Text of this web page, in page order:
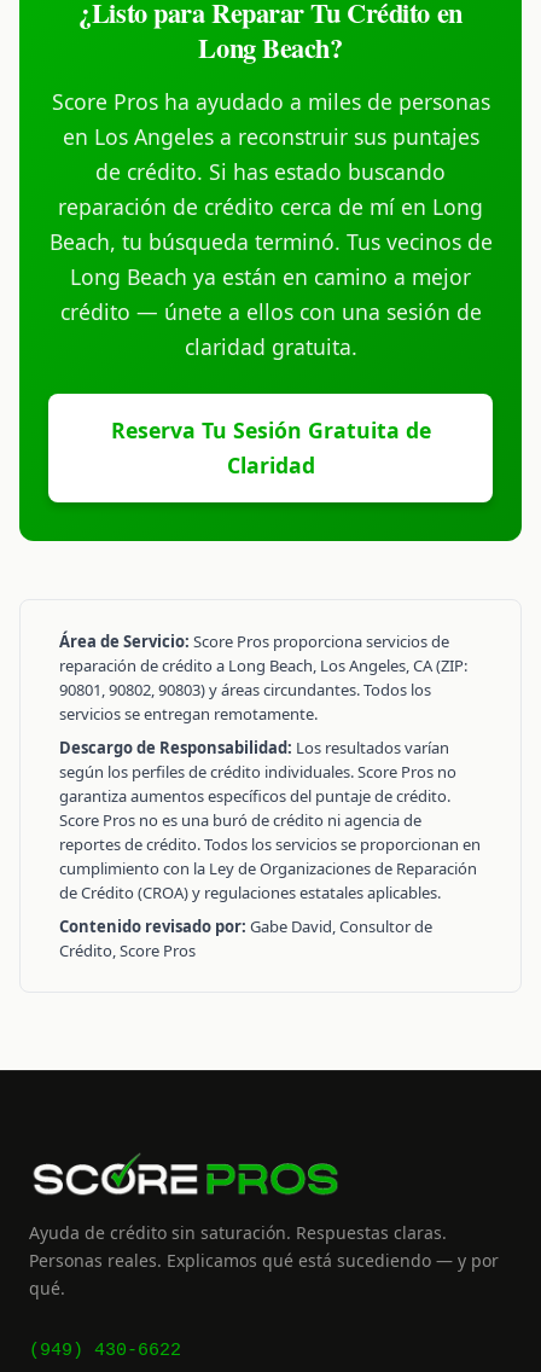
¿Listo para Reparar Tu Crédito en
Long Beach?
Score Pros ha ayudado a miles de personas
en Los Angeles a reconstruir sus puntajes
de crédito. Si has estado buscando
reparación de crédito cerca de mí en Long
Beach, tu búsqueda terminó. Tus vecinos de
Long Beach ya están en camino a mejor
crédito — únete a ellos con una sesión de
claridad gratuita.
Reserva Tu Sesión Gratuita de
Claridad
Área de Servicio: Score Pros proporciona servicios de
reparación de crédito a Long Beach, Los Angeles, CA (ZIP:
90801, 90802, 90803) y áreas circundantes. Todos los
servicios se entregan remotamente.
Descargo de Responsabilidad: Los resultados varían
según los perfiles de crédito individuales. Score Pros no
garantiza aumentos específicos del puntaje de crédito.
Score Pros no es una buró de crédito ni agencia de
reportes de crédito. Todos los servicios se proporcionan en
cumplimiento con la Ley de Organizaciones de Reparación
de Crédito (CROA) y regulaciones estatales aplicables.
Contenido revisado por: Gabe David, Consultor de
Crédito, Score Pros
Ayuda de crédito sin saturación. Respuestas claras.
Personas reales. Explicamos qué está sucediendo — y por
qué.
(949) 430-6622